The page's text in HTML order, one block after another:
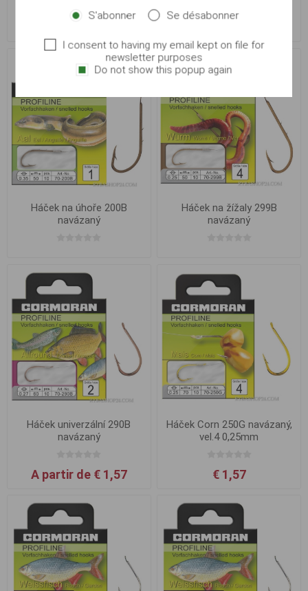
Háček na úhoře 200B
navázaný
Háček na žížaly 299B
navázaný
Háček univerzální 290B
navázaný
A partir de € 1,57
Háček Corn 250G navázaný,
vel.4 0,25mm
€ 1,57
S'abonner Se désabonner
I consent to having my email kept on file for
newsletter purposes
Do not show this popup again